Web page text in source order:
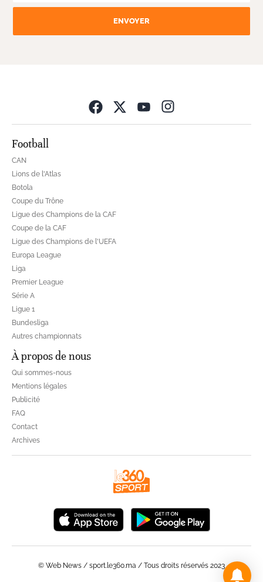
ENVOYER
Football
CAN
Lions de l'Atlas
Botola
Coupe du Trône
Ligue des Champions de la CAF
Coupe de la CAF
Ligue des Champions de l'UEFA
Europa League
Liga
Premier League
Série A
Ligue 1
Bundesliga
Autres championnats
À propos de nous
Qui sommes-nous
Mentions légales
Publicité
FAQ
Contact
Archives
© Web News / sport.le360.ma / Tous droits réservés 2023